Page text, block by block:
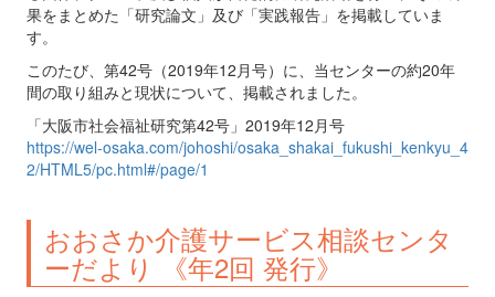
果をまとめた「研究論文」及び「実践報告」を掲載していま
す。
このたび、第42号（2019年12月号）に、当センターの約20年
間の取り組みと現状について、掲載されました。
「大阪市社会福祉研究第42号」2019年12月号
https://wel-osaka.com/johoshi/osaka_shakai_fukushi_kenkyu_4
2/HTML5/pc.html#/page/1
おおさか介護サービス相談センタ
ーだより 《年2回 発行》